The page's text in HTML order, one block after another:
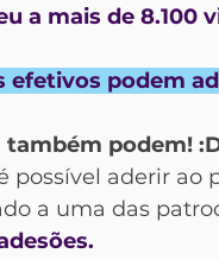
a mais de 8.100
podem
também podem!
possível aderir ao
a uma das